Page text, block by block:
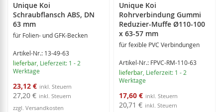
Unique Koi
Schraubflansch ABS, DN
63 mm
für Folien- und GFK-Becken
Artikel-Nr.: 13-49-63
lieferbar , Lieferzeit: 1 - 2
Werktage
Sonderangebot
23,12 €
27,20 €
zzgl. Versandkosten
Unique Koi
Rohrverbindung Gummi
Reduzier-Muffe Ø110-100
x 63-57 mm
für fexible PVC Verbindungen
Artikel-Nr.: FPVC-RM-110-63
lieferbar , Lieferzeit: 1 - 2
Werktage
Sonderangebot
17,60 €
20,71 €